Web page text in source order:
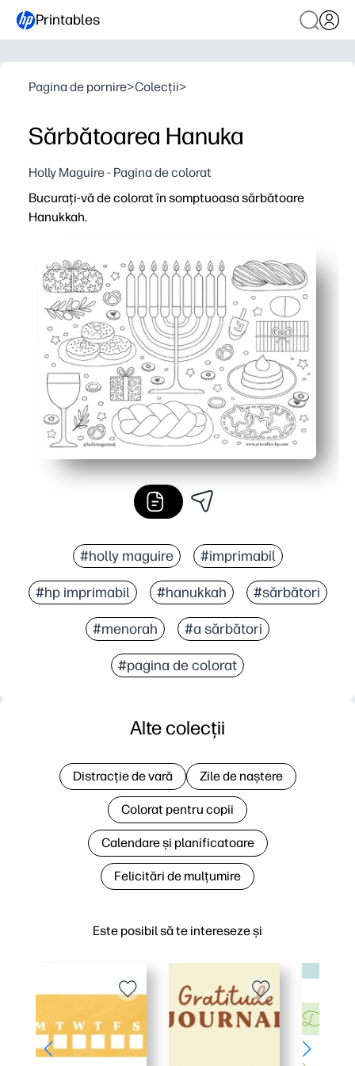
Printables
Pagina de pornire>Colecții>
Sărbătoarea Hanuka
Holly Maguire - Pagina de colorat
Bucurați-vă de colorat în somptuoasa sărbătoare
Hanukkah.
Angajează copiii în tradițiile Hanuka - menora, dreidel
Construiește concentrarea și abilitățile motorii fine -
Se transformă în decor instantaneu - culoare și
#holly maguire #imprimabil
#hp imprimabil #hanukkah #sărbători
#menorah #a sărbători
#pagina de colorat
Este posibil să te intereseze și
Alte colecții
Distracție de vară Zile de naștere
Colorat pentru copii
Calendare și planificatoare
Felicitări de mulțumire